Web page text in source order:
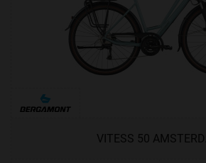
VITESS 50